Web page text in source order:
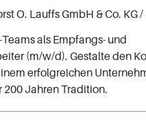
O. Lauffs GmbH & Co. KG/
als Empfangs- und
(m/w/d). Gestalte den
erfolgreichen
Jahren Tradition.